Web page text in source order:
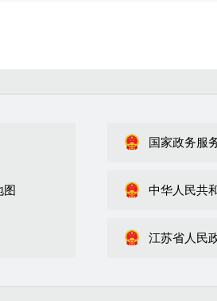
图
国家政务服
中华人民共
江苏省人民